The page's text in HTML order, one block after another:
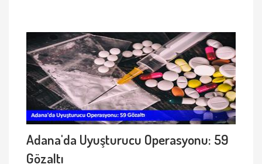
Adana'da Uyuşturucu Operasyonu: 59
Gözaltı